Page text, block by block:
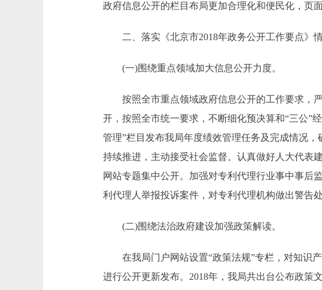
政府信息公开的栏目布局更加合理化和便民化，页
二、落实《北京市2018年政务公开工作要点》
(一)围绕重点领域加大信息公开力度。
按照全市重点领域政府信息公开的工作要求，严
开，按照全市统一要求，不断细化预决算和“三公”
管理”栏目发布我局年度绩效管理任务及完成情况
持续推进，主动接受社会监督。认真做好人大代表
网站专题集中公开。加强对专利代理行业事中事后
利代理人举报投诉案件，对专利代理机构做出警告
(二)围绕法治政府建设加强政策解读。
在我局门户网站设置“政策法规”专栏，对知识产
进行公开更新发布。2018年，我局共出台公布政策